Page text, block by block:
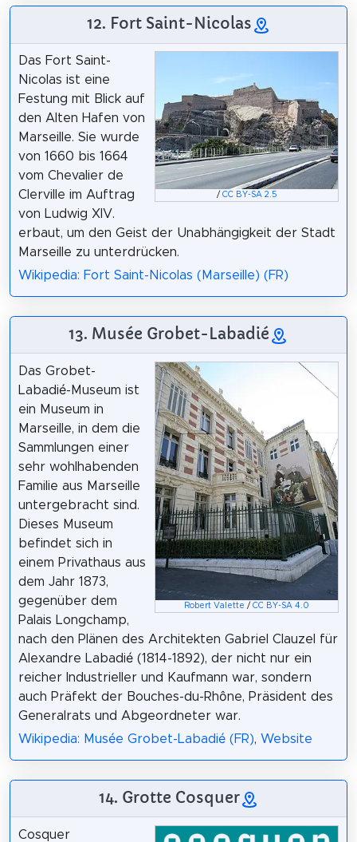
12. Fort Saint-Nicolas
/ CC BY-SA 2.5
Das Fort Saint-
Nicolas ist eine
Festung mit Blick auf
den Alten Hafen von
Marseille. Sie wurde
von 1660 bis 1664
vom Chevalier de
Clerville im Auftrag
von Ludwig XIV.
erbaut, um den Geist der Unabhängigkeit der Stadt
Marseille zu unterdrücken.
Wikipedia: Fort Saint-Nicolas (Marseille) (FR)
13. Musée Grobet-Labadié
Robert Valette /CC BY-SA 4.0
Das Grobet-
Labadié-Museum ist
ein Museum in
Marseille, in dem die
Sammlungen einer
sehr wohlhabenden
Familie aus Marseille
untergebracht sind.
Dieses Museum
befindet sich in
einem Privathaus aus
dem Jahr 1873,
gegenüber dem
Palais Longchamp,
nach den Plänen des Architekten Gabriel Clauzel für
Alexandre Labadié (1814-1892), der nicht nur ein
reicher Industrieller und Kaufmann war, sondern
auch Präfekt der Bouches-du-Rhône, Präsident des
Generalrats und Abgeordneter war.
Wikipedia: Musée Grobet-Labadié (FR), Website
14. Grotte Cosquer
Cosquer